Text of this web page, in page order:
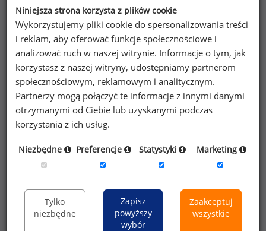
Benefity na stanowisku specjalista ds. e-
marketingu (specjalista)
Niniejsza strona korzysta z plików cookie
Wykorzystujemy pliki cookie do spersonalizowania treści
i reklam, aby oferować funkcje społecznościowe i
analizować ruch w naszej witrynie. Informacje o tym, jak
korzystasz z naszej witryny, udostępniamy partnerom
społecznościowym, reklamowym i analitycznym.
Partnerzy mogą połączyć te informacje z innymi danymi
otrzymanymi od Ciebie lub uzyskanymi podczas
korzystania z ich usług.
Niezbędne Preferencje Statystyki Marketing
Tylko
niezbędne
Zapisz
powyższy
wybór
Zaakceptuj
wszystkie